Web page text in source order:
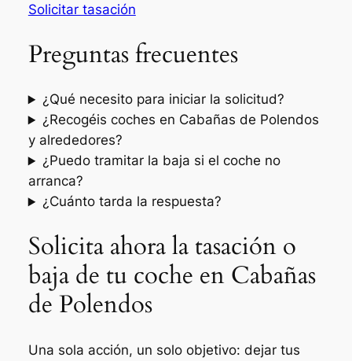
Solicitar tasación
Preguntas frecuentes
¿Qué necesito para iniciar la solicitud?
¿Recogéis coches en Cabañas de Polendos
y alrededores?
¿Puedo tramitar la baja si el coche no
arranca?
¿Cuánto tarda la respuesta?
Solicita ahora la tasación o
baja de tu coche en Cabañas
de Polendos
Una sola acción, un solo objetivo: dejar tus